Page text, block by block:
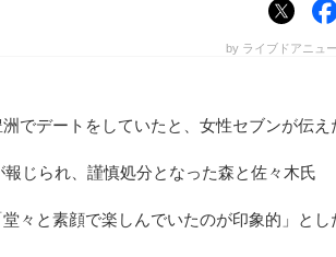
by ライブドアニュ
でデートをしていたと、女性セブンが伝え
じられ、謹慎処分となった森と佐々木氏
々と素顔で楽しんでいたのが印象的」とし